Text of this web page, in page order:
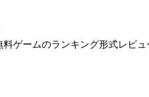
ゲームのランキング形式レビュ